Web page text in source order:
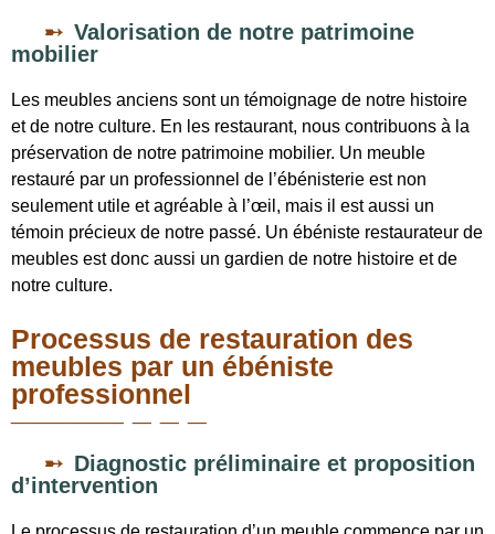
Valorisation de notre patrimoine
mobilier
Les meubles anciens sont un témoignage de notre histoire
et de notre culture. En les restaurant, nous contribuons à la
préservation de notre patrimoine mobilier. Un meuble
restauré par un professionnel de l’ébénisterie est non
seulement utile et agréable à l’œil, mais il est aussi un
témoin précieux de notre passé. Un ébéniste restaurateur de
meubles est donc aussi un gardien de notre histoire et de
notre culture.
Processus de restauration des
meubles par un ébéniste
professionnel
Diagnostic préliminaire et proposition
d’intervention